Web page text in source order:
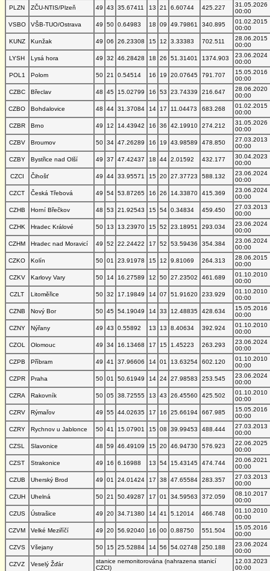
PLZN
ZČU-NTIS/Plzeň 49 43 35.67411 13 21 6.60744 425.227
31.05.2026
00:00
VSBO
VŠB-TUO/Ostrava 49 50 0.64983 18 09 49.79861 340.895
01.02.2015
00:00
KUNZ
Kunžak 49 06 26.23308 15 12 3.33383 702.511
28.06.2015
00:00
LYSH
Lysá hora 49 32 46.28428 18 26 51.31401 1374.903
23.06.2024
00:00
POL1
Polom 50 21 0.54514 16 19 20.07645 791.707
15.05.2016
00:00
CZBC
Břeclav 48 45 15.02799 16 53 23.74339 216.647
28.06.2020
00:00
CZBO
Bohdalovice 48 44 31.37084 14 17 11.04473 683.268
01.02.2015
00:00
CZBR
Brno 49 12 14.43942 16 36 42.19910 274.212
31.05.2026
00:00
CZBV
Broumov 50 34 47.26289 16 19 43.98589 478.850
27.03.2013
00:00
CZBY
Bystřice nad Olší 49 37 47.42437 18 44 2.01592 432.177
30.04.2023
00:00
CZCI
Čihošť 49 44 33.95571 15 20 27.37723 588.132
23.06.2024
00:00
CZCT
Česká Třebová 49 54 53.87265 16 26 14.33870 415.369
23.06.2024
00:00
CZHB
Horní Břečkov 48 53 21.92543 15 54 0.34834 459.450
27.03.2013
00:00
CZHK
Hradec Králové 50 13 13.23970 15 52 23.18951 293.034
23.06.2024
00:00
CZHM
Hradec nad Moravicí 49 52 22.24422 17 52 53.59436 354.384
23.06.2024
00:00
CZKO
Kolín 50 01 23.91978 15 12 9.81069 264.313
28.06.2015
00:00
CZKV
Karlovy Vary 50 14 16.27589 12 50 27.23502 461.689
01.10.2010
00:00
CZLT
Litoměřice 50 32 17.19849 14 07 51.91620 233.929
01.10.2010
00:00
CZNB
Nový Bor 50 45 54.19049 14 33 12.48835 428.634
15.05.2016
00:00
CZNY
Nýřany 49 43 0.55892 13 13 8.40634 392.924
01.10.2010
00:00
CZOL
Olomouc 49 34 16.13468 17 15 1.45223 263.293
23.06.2024
00:00
CZPB
Příbram 49 41 37.96606 14 01 13.63254 602.120
01.10.2010
00:00
CZPR
Praha 50 01 50.61949 14 24 27.98583 253.545
23.06.2024
00:00
CZRA
Rakovník 50 05 38.72555 13 43 26.45560 425.502
01.10.2010
00:00
CZRV
Rýmařov 49 55 44.02635 17 16 25.66194 667.985
15.05.2016
00:00
CZRY
Rychnov u Jablonce 50 41 15.07901 15 08 39.99453 488.444
27.03.2013
00:00
CZSL
Slavonice 48 59 46.49109 15 20 46.94730 576.923
22.06.2025
00:00
CZST
Strakonice 49 16 6.16988 13 54 15.43145 474.744
20.06.2021
00:00
CZUB
Uherský Brod 49 01 24.01424 17 38 47.65584 283.357
27.03.2013
00:00
CZUH
Uhelná 50 21 50.49287 17 01 34.59563 372.059
08.10.2017
00:00
CZUS
Ústrašice 49 20 34.71380 14 41 5.12014 466.748
01.10.2010
00:00
CZVM
Velké Meziříčí 49 20 56.92040 16 00 0.88750 551.504
15.05.2016
00:00
CZVS
Všejany 50 15 25.52884 14 56 54.02748 250.188
23.06.2024
00:00
CZVZ
Veselý Žďár
stanice nemonitorována (nahrazena stanicí
CZCI)
12.03.2023
00:00